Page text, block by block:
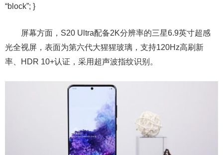
“block”; }
屏幕方面，S20 Ultra配备2K分辨率的三星6.9英寸超感
光全视屏，表面为第六代大猩猩玻璃，支持120Hz高刷新
率、HDR 10+认证，采用超声波指纹识别。